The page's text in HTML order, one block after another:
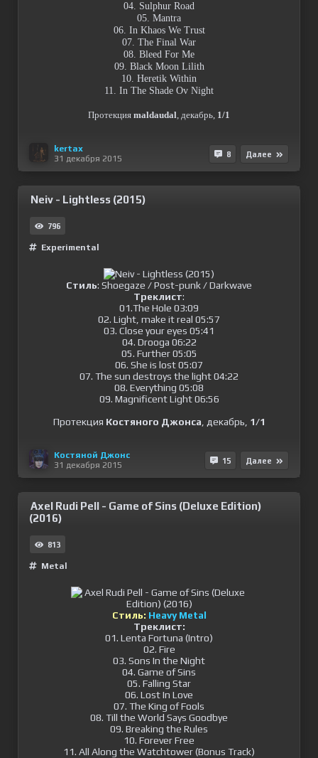
04. Sulphur Road
05. Mantra
06. In Khaos We Trust
07. The Final War
08. Bleed For Me
09. Black Moon Lilith
10. Heretik Within
11. In The Shade Ov Night
Протекция maldaudal, декабрь, 1/1
kertax
31 декабря 2015
8 Далее
Neiv - Lightless (2015)
796
Experimental
Стиль: Shoegaze / Post-punk / Darkwave
Треклист:
01.The Hole 03:09
02. Light, make it real 05:57
03. Close your eyes 05:41
04. Drooga 06:22
05. Further 05:05
06. She is lost 05:07
07. The sun destroys the light 04:22
08. Everything 05:08
09. Magnificent Light 06:56
Протекция Костяного Джонса , декабрь, 1/1
Костяной Джонс
31 декабря 2015
15 Далее
Axel Rudi Pell - Game of Sins (Deluxe Edition)
(2016)
813
Metal
Стиль: Heavy Metal
Треклист:
01. Lenta Fortuna (Intro)
02. Fire
03. Sons In the Night
04. Game of Sins
05. Falling Star
06. Lost In Love
07. The King of Fools
08. Till the World Says Goodbye
09. Breaking the Rules
10. Forever Free
11. All Along the Watchtower (Bonus Track)